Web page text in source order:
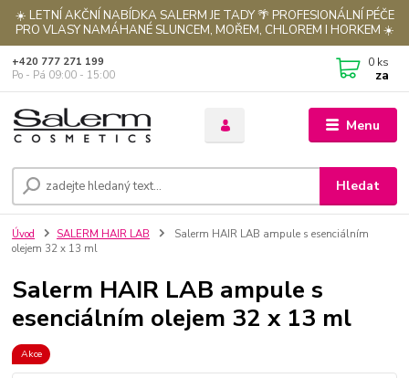
☀️ LETNÍ AKČNÍ NABÍDKA SALERM JE TADY 🌴 PROFESIONÁLNÍ PÉČE
PRO VLASY NAMÁHANÉ SLUNCEM, MOŘEM, CHLOREM I HORKEM ☀️
Menu
Hledat
+420 777 271 199
Po - Pá 09:00 - 15:00
0 ks
za
Úvod SALERM HAIR LAB
Salerm HAIR LAB ampule s esenciálním
olejem 32 x 13 ml
Salerm HAIR LAB ampule s
esenciálním olejem 32 x 13 ml
Akce